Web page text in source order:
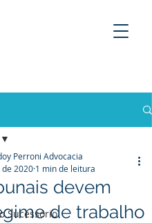
Sucessório
devem
de trabalho
Perroni Advocacia
2020 1 min de leitura